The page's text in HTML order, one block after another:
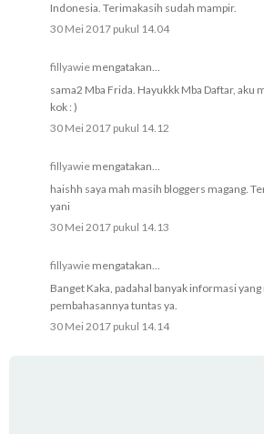
Indonesia. Terimakasih sudah mampir.
30 Mei 2017 pukul 14.04
fillyawie mengatakan...
sama2 Mba Frida. Hayukkk Mba Daftar, aku
kok : )
30 Mei 2017 pukul 14.12
fillyawie mengatakan...
haishh saya mah masih bloggers magang.
yani
30 Mei 2017 pukul 14.13
fillyawie mengatakan...
Banget Kaka, padahal banyak informasi
pembahasannya tuntas ya.
30 Mei 2017 pukul 14.14